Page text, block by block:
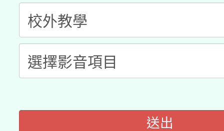
「數位內容與教學軟體
pilot」
有關大陸委員會函釋公
薪期間赴陸應申請許可
轉知經濟部水利署委託
用水績優單位及節水達
桃園市孔廟祈福系列
2026年桃園地景藝術
送出